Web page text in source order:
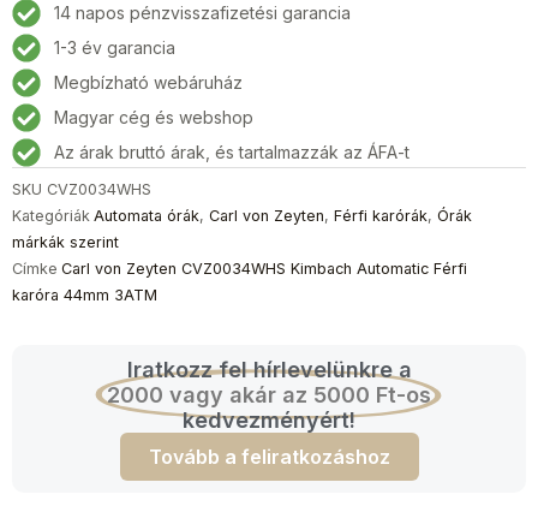
Automatic
Férfi
karóra
44mm
3ATM
mennyiség
14 napos pénzvisszafizetési garancia
1-3 év garancia
Megbízható webáruház
Magyar cég és webshop
Az árak bruttó árak, és tartalmazzák az ÁFA-t
SKU CVZ0034WHS
Kategóriák Automata órák, Carl von Zeyten, Férfi karórák, Órák
márkák szerint
Címke Carl von Zeyten CVZ0034WHS Kimbach Automatic Férfi
karóra 44mm 3ATM
Iratkozz fel hírlevelünkre a
2000 vagy akár az 5000 Ft-os
kedvezményért!
Tovább a feliratkozáshoz